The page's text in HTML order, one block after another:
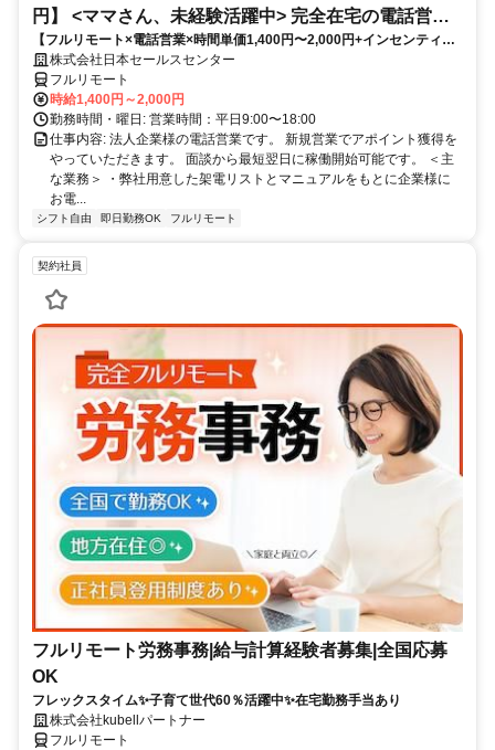
円】 <ママさん、未経験活躍中> 完全在宅の電話営業
で家庭と仕事の両立を実現
【フルリモート×電話営業×時間単価1,400円〜2,000円+インセンティブ
あり】 ＜ママさん、未経験活躍中＞ 完全在宅の電話営業で家庭と仕事の
両立を実現
株式会社日本セールスセンター
フルリモート
時給1,400円～2,000円
勤務時間・曜日: 営業時間：平日9:00〜18:00
仕事内容: 法人企業様の電話営業です。 新規営業でアポイント獲得を
やっていただきます。 面談から最短翌日に稼働開始可能です。 ＜主
な業務＞ ・弊社用意した架電リストとマニュアルをもとに企業様に
お電...
シフト自由 即日勤務OK フルリモート
契約社員
フルリモート労務事務|給与計算経験者募集|全国応募
OK
フレックスタイム✨子育て世代60％活躍中✨在宅勤務手当あり
株式会社kubellパートナー
フルリモート